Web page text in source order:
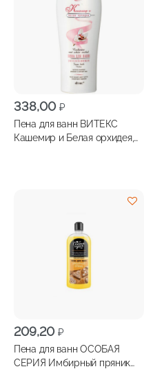
338,00 ₽
Пена для ванн ВИТЕКС
Кашемир и Белая орхидея,
209,20 ₽
Пена для ванн ОСОБАЯ
СЕРИЯ Имбирный пряник